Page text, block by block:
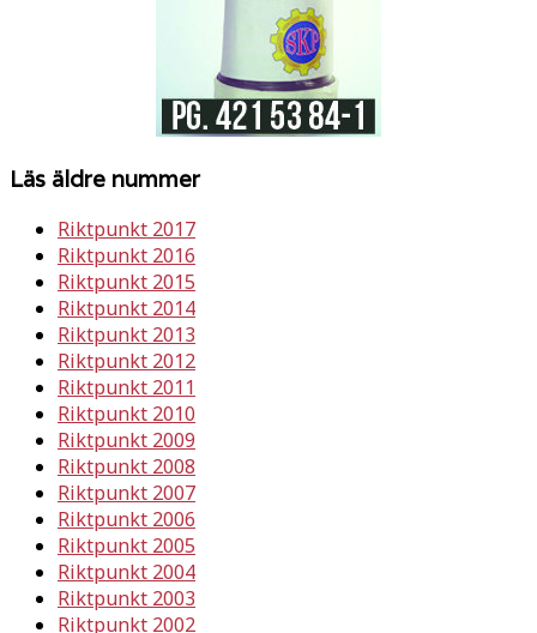
Läs äldre nummer
Riktpunkt 2017
Riktpunkt 2016
Riktpunkt 2015
Riktpunkt 2014
Riktpunkt 2013
Riktpunkt 2012
Riktpunkt 2011
Riktpunkt 2010
Riktpunkt 2009
Riktpunkt 2008
Riktpunkt 2007
Riktpunkt 2006
Riktpunkt 2005
Riktpunkt 2004
Riktpunkt 2003
Riktpunkt 2002